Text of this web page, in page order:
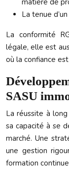
matière de
La tenue
La conformité
légale, elle est
où la confiance
SASU
La réussite à
sa capacité à se
marché. Une
une gestion
formation